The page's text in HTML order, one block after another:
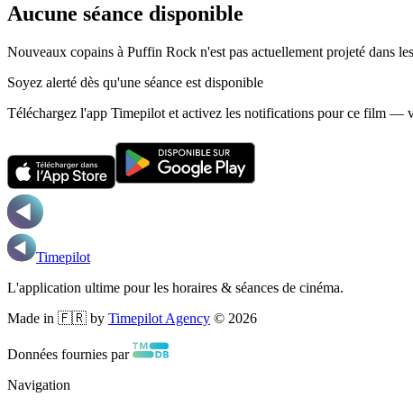
Aucune séance disponible
Nouveaux copains à Puffin Rock n'est pas actuellement projeté dans
Soyez alerté dès qu'une séance est disponible
Téléchargez l'app Timepilot et activez les notifications pour ce film —
Timepilot
L'application ultime pour les horaires & séances de cinéma.
Made in 🇫🇷 by Timepilot Agency © 2026
Données fournies par
Navigation